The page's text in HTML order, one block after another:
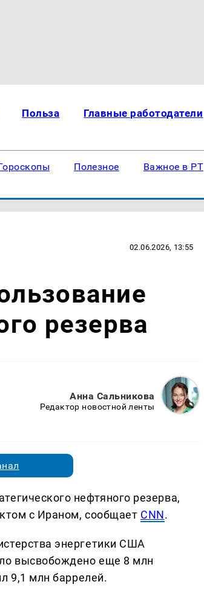
Польза Главные работодатели
Полезное Важное в РТ
02.06.2026, 13:55
резерва
Анна Сальникова
Редактор новостной ленты
нефтяного резерва,
с Ираном, сообщает CNN.
энергетики США
высвобождено еще 8 млн
9,1 млн баррелей.